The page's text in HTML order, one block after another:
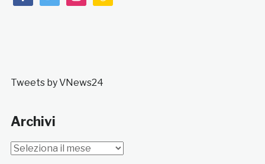
Tweets by VNews24
Archivi
Archivi